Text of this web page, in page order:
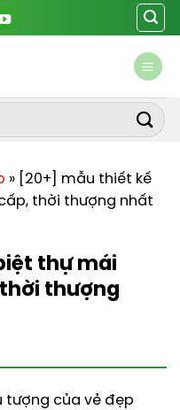
»
[20+] mẫu thiết kế
thời thượng nhất
thự mái
thượng
tượng của vẻ đẹp